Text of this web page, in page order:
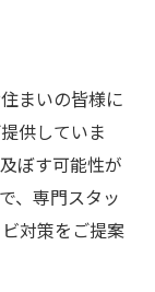
まいの皆様に
供していま
ぼす可能性が
、専門スタッ
対策をご提案